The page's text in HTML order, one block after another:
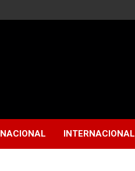
NACIONAL INTERNACIONAL